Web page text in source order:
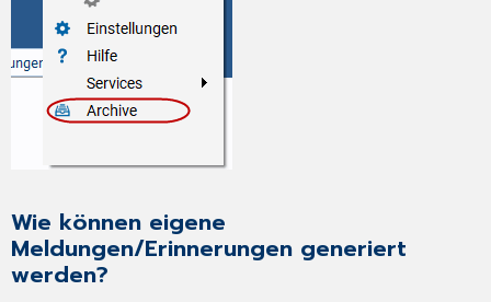
Wie können eigene
Meldungen/Erinnerungen generiert
werden?